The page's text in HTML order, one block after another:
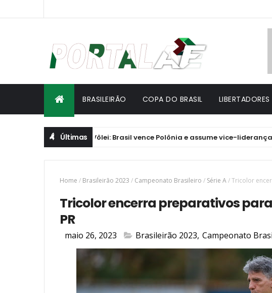
BRASILEIRÃO COPA DO BRASIL LIBERTADORES
Últimas
das Nações de Vôlei: Brasil vence Polônia e assume vice-liderança
Home / Brasileirão 2023 / Campeonato Brasileiro / Série A/Tricolor
Tricolor encerra preparativos
PR
maio 26, 2023 Brasileirão 2023, Campeonato